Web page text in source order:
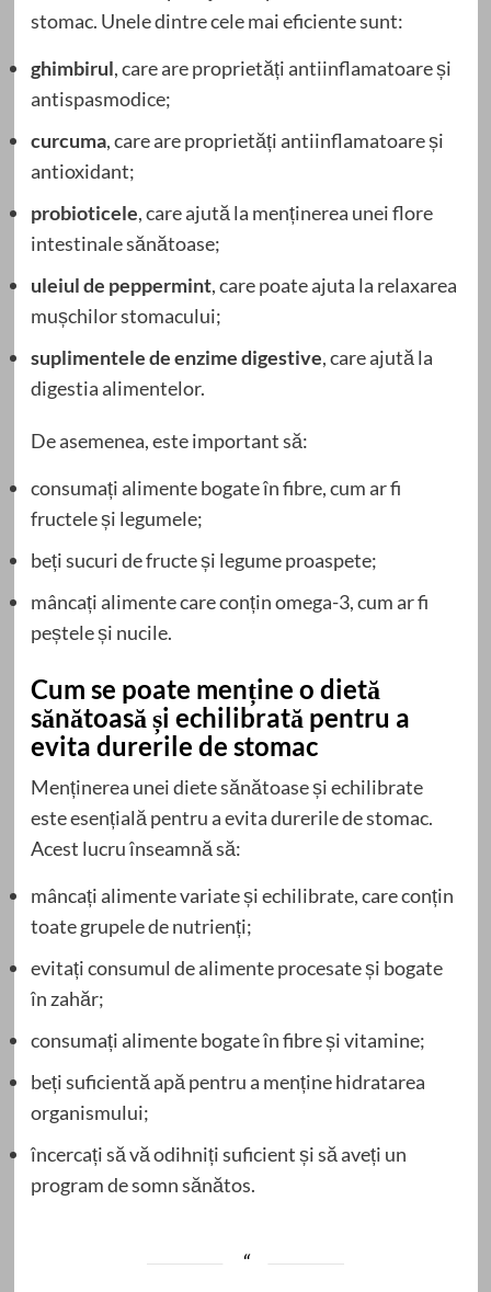
stomac. Unele dintre cele mai eficiente sunt:
ghimbirul, care are proprietăți antiinflamatoare și
antispasmodice;
curcuma, care are proprietăți antiinflamatoare și
antioxidant;
probioticele, care ajută la menținerea unei flore
intestinale sănătoase;
uleiul de peppermint, care poate ajuta la relaxarea
mușchilor stomacului;
suplimentele de enzime digestive, care ajută la
digestia alimentelor.
De asemenea, este important să:
consumați alimente bogate în fibre, cum ar fi
fructele și legumele;
beți sucuri de fructe și legume proaspete;
mâncați alimente care conțin omega-3, cum ar fi
peștele și nucile.
Cum se poate menține o dietă
sănătoasă și echilibrată pentru a
evita durerile de stomac
Menținerea unei diete sănătoase și echilibrate
este esențială pentru a evita durerile de stomac.
Acest lucru înseamnă să:
mâncați alimente variate și echilibrate, care conțin
toate grupele de nutrienți;
evitați consumul de alimente procesate și bogate
în zahăr;
consumați alimente bogate în fibre și vitamine;
beți suficientă apă pentru a menține hidratarea
organismului;
încercați să vă odihniți suficient și să aveți un
program de somn sănătos.